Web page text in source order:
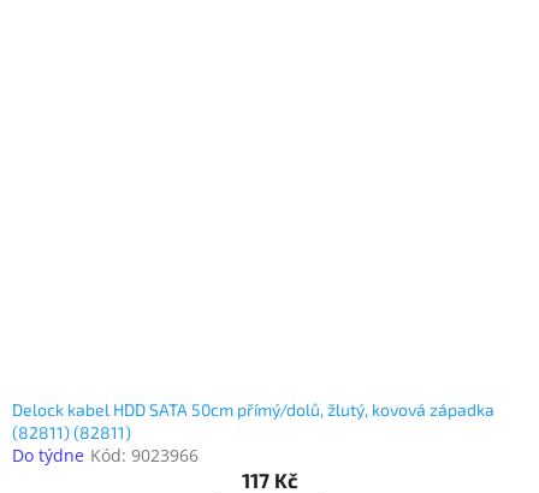
Delock kabel HDD SATA 50cm přímý/dolů, žlutý, kovová západka
(82811) (82811)
Do týdne Kód: 9023966
117 Kč